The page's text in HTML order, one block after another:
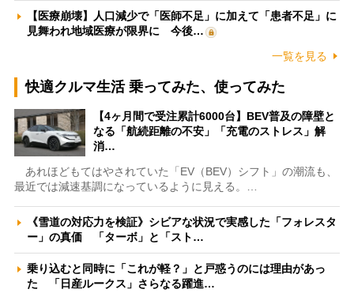
【医療崩壊】人口減少で「医師不足」に加えて「患者不足」に
見舞われ地域医療が限界に 今後…
一覧を見る
快適クルマ生活 乗ってみた、使ってみた
【4ヶ月間で受注累計6000台】BEV普及の障壁と
なる「航続距離の不安」「充電のストレス」解
消…
あれほどもてはやされていた「EV（BEV）シフト」の潮流も、
最近では減速基調になっているように見える。…
《雪道の対応力を検証》シビアな状況で実感した「フォレスタ
ー」の真価 「ターボ」と「スト…
乗り込むと同時に「これが軽？」と戸惑うのには理由があっ
た 「日産ルークス」さらなる躍進…